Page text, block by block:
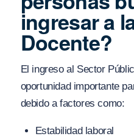
ingresar a
Docente?
El ingreso al Sector
oportunidad importante
debido a factores como:
Estabilidad laboral